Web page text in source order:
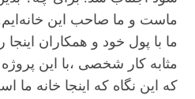
ماست و ما صاحب این خانه‌ایم.
ما با پول خود و همکاران اینجا
مثابه کار شخصی ،با این
که این نگاه که اینجا خانه ما